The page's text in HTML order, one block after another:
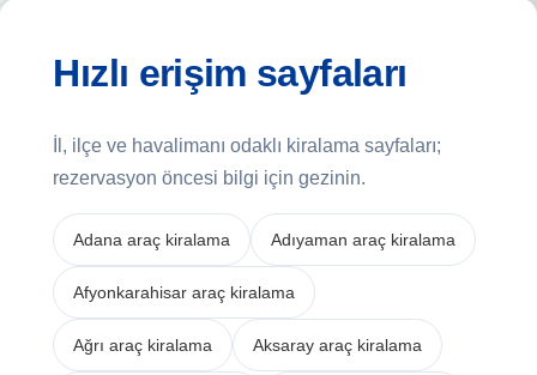
Hızlı erişim sayfaları
İl, ilçe ve havalimanı odaklı kiralama sayfaları;
rezervasyon öncesi bilgi için gezinin.
Adana araç kiralama Adıyaman araç kiralama
Afyonkarahisar araç kiralama
Ağrı araç kiralama Aksaray araç kiralama